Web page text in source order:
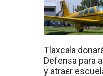
Tlaxcala
Defensa para
y atraer